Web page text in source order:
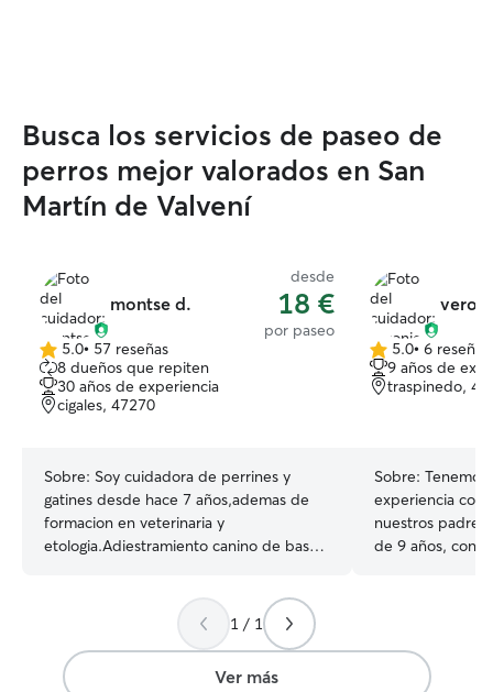
Busca los servicios de paseo de
perros mejor valorados en San
Martín de Valvení
montse d.
desde
18 €
por paseo
5.0
de
5
estrellas
5.0• 57 reseñas
8 dueños que repiten
30 años de experiencia
cigales, 47270
Sobre: Soy cuidadora de perrines y
gatines desde hace 7 años,ademas de
formacion en veterinaria y
etologia.Adiestramiento canino de base
ausencia ,tenemos una bonita casa con
un amplio jardín y muy cerquita saldra a
pasear al campo .en una bonita zona
rodeada de viñedos ,todas las mascotas
5.0
de
5
5.0• 6 reseñas
9 años de
traspinedo,
Sobre: Tenemos
experiencia con
nuestros padres
de 9 años, con
la carretera y ls
meses
1 / 1
Ver más